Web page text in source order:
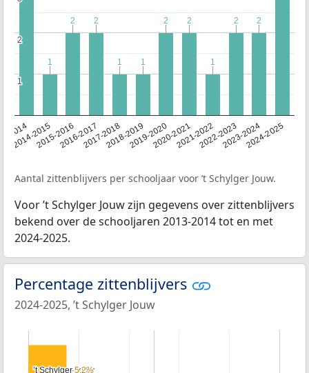
2014
2014-20152015-20162016-20172017-20182018-20192019-20202020-20212021-20222022-20232023-20242024-2025
1
1
2
2
1
1
2
2 2
2
1
1 1
1
2
2 2
2
1
1
2
2 2
2
Aantal zittenblijvers per schooljaar voor ’t Schylger Jouw.
Voor ’t Schylger Jouw zijn gegevens over zittenblijvers
bekend over de schooljaren 2013-2014 tot en met
2024-2025.
Percentage zittenblijvers
2024-2025, ’t Schylger Jouw
’t Schylger Jouw
’t Schylger Jouw
5,2%
5,2%